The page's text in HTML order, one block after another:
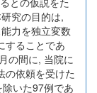
究の目的は,
力を独立変数
することであ
の間に, 当院に
の依頼を受けた
いた97例であ